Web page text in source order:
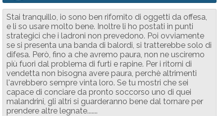
Stai tranquillo, io sono ben rifornito di oggetti da offesa,
e li so usare molto bene. Inoltre li ho postati in punti
strategici che i ladroni non prevedono. Poi ovviamente
se si presenta una banda di balordi, si tratterebbe solo di
difesa. Però, fino a che avremo paura, non ne usciremo
più fuori dal problema di furti e rapine. Per i ritorni di
vendetta non bisogna avere paura, perchè altrimenti
l'avrebbero sempre vinta loro. Se tu mostri che sei
capace di conciare da pronto soccorso uno di quei
malandrini, gli altri si guarderanno bene dal tornare per
prendere altre legnate.......